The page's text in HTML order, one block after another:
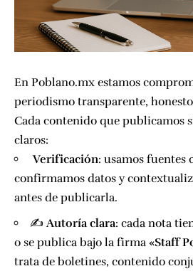
En Poblano.mx estamos
periodismo transparente,
Cada contenido que publicamos
claros:
️Verificación: usamos fuentes
confirmamos datos y
antes de publicarla.
✍️ Autoría clara: cada nota
o se publica bajo la firma «Staff
trata de boletines, contenido